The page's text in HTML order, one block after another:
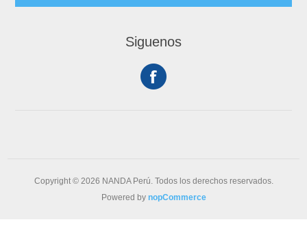
Siguenos
Copyright © 2026 NANDA Perú. Todos los derechos reservados.
Powered by nopCommerce